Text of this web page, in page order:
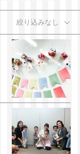
絞り込みなし